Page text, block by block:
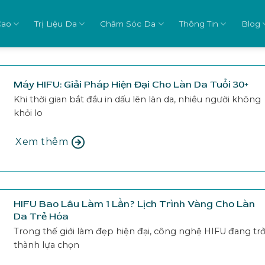
Trị Liệu Da Chăm Sóc Da Thông Tin Blog
Máy HIFU: Giải Pháp Hiện Đại Cho Làn Da Tuổi 30+
Khi thời gian bắt đầu in dấu lên làn da, nhiều người không
khỏi lo
Xem thêm
HIFU Bao Lâu Làm 1 Lần? Lịch Trình Vàng Cho Làn
Da Trẻ Hóa
Trong thế giới làm đẹp hiện đại, công nghệ HIFU đang trở
thành lựa chọn